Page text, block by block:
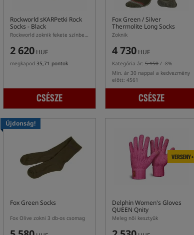
Rockworld sKARPetki Rock
Socks - Black
Rockworld zoknik fekete színben sárga akcentusokkal
2 620 HUF
megkapod 35,71 pontok
CSÉSZE
Fox Green / Silver
Thermolite Long Socks
Zoknik
4 730 HUF
Kategória ár: 5 150 / -8%
Min. ár 30 nappal a kedvezmény
előtt: 4561
CSÉSZE
Újdonság!
Fox Green Socks
Fox Olive zokni 3 db-os csomag
VERSENY+
Delphin Women's Gloves
QUEEN Qnity
Meleg női kesztyűk